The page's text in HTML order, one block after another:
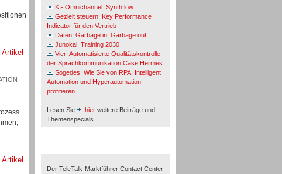
KI- Omnichannel: Synthflow
Gezielt steuern: Key Performance
Indicator für den Vertrieb
Daten: Garbage in, Garbage out!
Junokai: Training 2030
Vier: Automatisierte Qualitätskontrolle
der Sprachkommunikation Case Hermes
Sogedes: Wie Sie von RPA, Intelligent
Automation und Hyperautomation
profitieren
Lesen Sie hier weitere Beiträge und
Themenspecials
Der TeleTalk-Marktführer Contact Center